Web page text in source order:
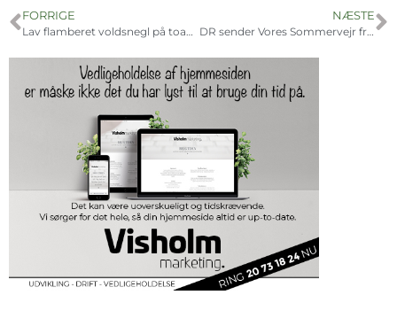
FORRIGE
Lav flamberet voldsnegl på toast og kortlæg en invasiv art
NÆSTE
DR sender Vores Sommervejr fra Nationalpark Skjoldungernes Land